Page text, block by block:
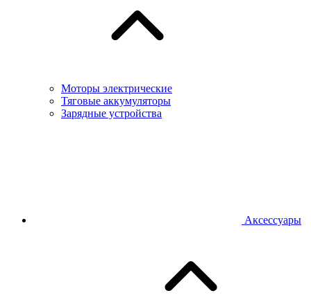
Моторы электрические
Тяговые аккумуляторы
Зарядные устройства
Аксессуары